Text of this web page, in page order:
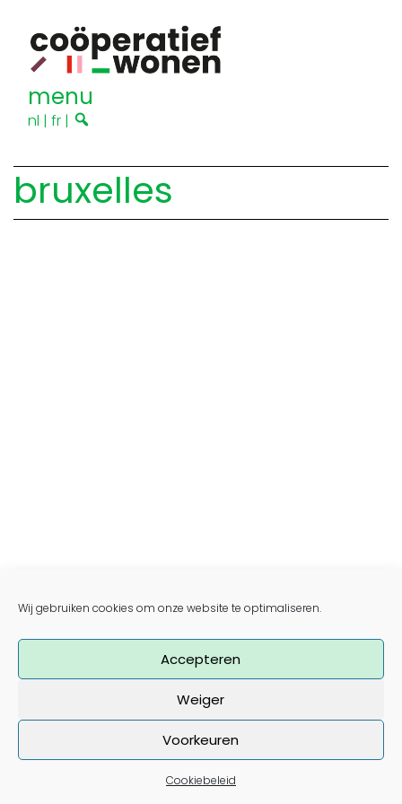
Wij gebruiken cookies om onze website te optimaliseren.
Accepteren
Weiger
Voorkeuren
Cookiebeleid
menu
nl | fr |
bruxelles